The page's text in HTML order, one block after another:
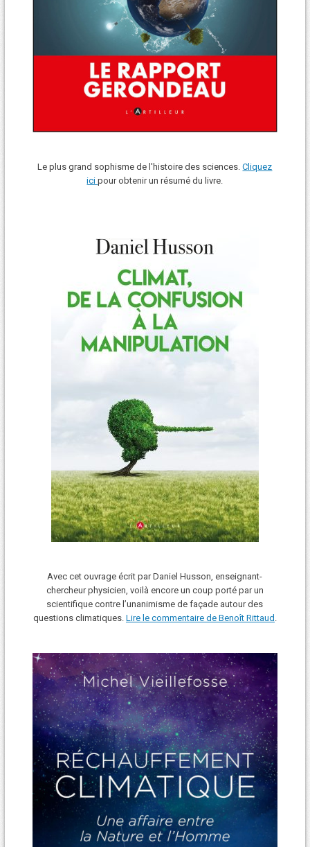
Le plus grand sophisme de l'histoire des sciences.Cliquez
icipour obtenir un résumé du livre.
Avec cet ouvrage écrit par Daniel Husson, enseignant-
chercheur physicien, voilà encore un coup porté par un
scientifique contre l’unanimisme de façade autour des
questions climatiques. Lire le commentaire de Benoît Rittaud .